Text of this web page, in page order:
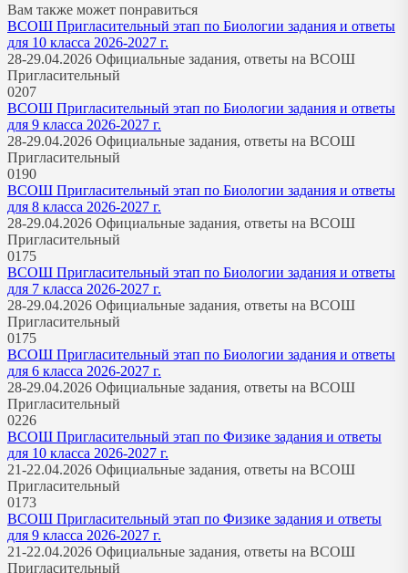
Вам также может понравиться
ВСОШ Пригласительный этап по Биологии задания и ответы
для 10 класса 2026-2027 г.
28-29.04.2026 Официальные задания, ответы на ВСОШ
Пригласительный
0207
ВСОШ Пригласительный этап по Биологии задания и ответы
для 9 класса 2026-2027 г.
28-29.04.2026 Официальные задания, ответы на ВСОШ
Пригласительный
0190
ВСОШ Пригласительный этап по Биологии задания и ответы
для 8 класса 2026-2027 г.
28-29.04.2026 Официальные задания, ответы на ВСОШ
Пригласительный
0175
ВСОШ Пригласительный этап по Биологии задания и ответы
для 7 класса 2026-2027 г.
28-29.04.2026 Официальные задания, ответы на ВСОШ
Пригласительный
0175
ВСОШ Пригласительный этап по Биологии задания и ответы
для 6 класса 2026-2027 г.
28-29.04.2026 Официальные задания, ответы на ВСОШ
Пригласительный
0226
ВСОШ Пригласительный этап по Физике задания и ответы
для 10 класса 2026-2027 г.
21-22.04.2026 Официальные задания, ответы на ВСОШ
Пригласительный
0173
ВСОШ Пригласительный этап по Физике задания и ответы
для 9 класса 2026-2027 г.
21-22.04.2026 Официальные задания, ответы на ВСОШ
Пригласительный